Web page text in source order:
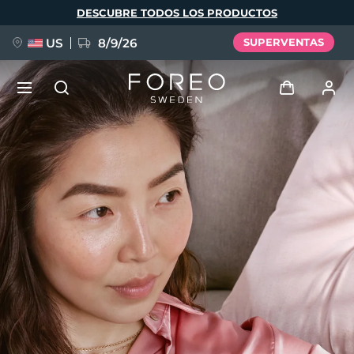
DESCUBRE TODOS LOS PRODUCTOS
US 8/9/26 SUPERVENTAS
Iniciar sesión
Perfil de usuario
Mis dispositivos
Mis pedidos
Mis direcciones
Mis suscripciones
NUEVO
FAQ™ Pure Beauty-Tech Elixir
BREAKING NEWS
issa™ Teeth Whitening Set
Idioma
English Deutsch
Español
Français
Italiano
Português
Polski
Svenska
Русский
Türkçe
简体中文 繁體中文